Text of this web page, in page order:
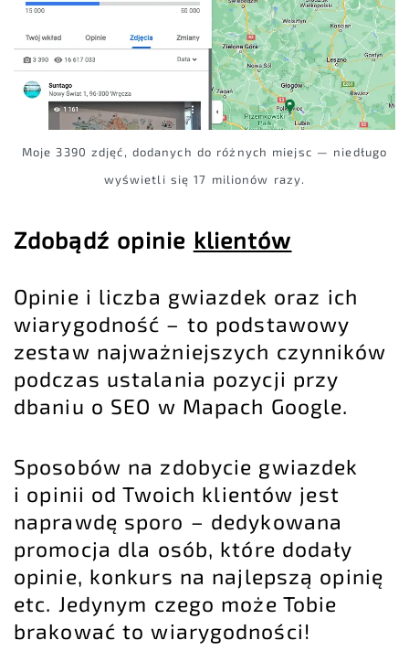
Moje 3390 zdjęć, dodanych do różnych miejsc — niedługo
wyświetli się 17 milionów razy.
Zdobądź opinie klientów
Opinie i liczba gwiazdek oraz ich
wiarygodność – to podstawowy
zestaw najważniejszych czynników
podczas ustalania pozycji przy
dbaniu o SEO w Mapach Google.
Sposobów na zdobycie gwiazdek
i opinii od Twoich klientów jest
naprawdę sporo – dedykowana
promocja dla osób, które dodały
opinie, konkurs na najlepszą opinię
etc. Jedynym czego może Tobie
brakować to wiarygodności!